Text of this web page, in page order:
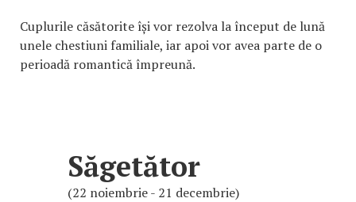
Cuplurile căsătorite își vor rezolva la început de lună
unele chestiuni familiale, iar apoi vor avea parte de o
perioadă romantică împreună.
Săgetător
(22 noiembrie - 21 decembrie)